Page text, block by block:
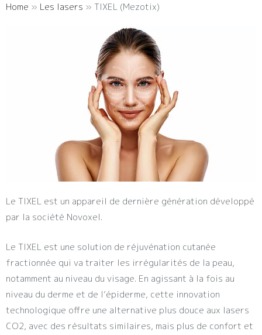
Home » Les lasers » TIXEL (Mezotix)
Le TIXEL est un appareil de dernière génération développé
par la société Novoxel.
Le TIXEL est une solution de réjuvénation cutanée
fractionnée qui va traiter les irrégularités de la peau,
notamment au niveau du visage. En agissant à la fois au
niveau du derme et de l’épiderme, cette innovation
technologique offre une alternative plus douce aux lasers
CO2, avec des résultats similaires, mais plus de confort et